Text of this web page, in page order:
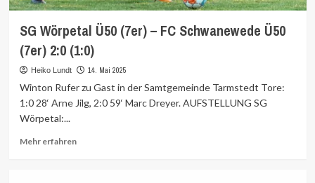
SG Wörpetal Ü50 (7er) – FC Schwanewede Ü50
(7er) 2:0 (1:0)
Heiko Lundt 14. Mai 2025
Winton Rufer zu Gast in der Samtgemeinde Tarmstedt Tore:
1:0 28‘ Arne Jilg, 2:0 59‘ Marc Dreyer. AUFSTELLUNG SG
Wörpetal:...
Mehr erfahrenMehr